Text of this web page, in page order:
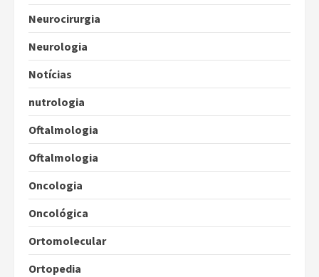
Neurocirurgia
Neurologia
Notícias
nutrologia
Oftalmologia
Oftalmologia
Oncologia
Oncológica
Ortomolecular
Ortopedia